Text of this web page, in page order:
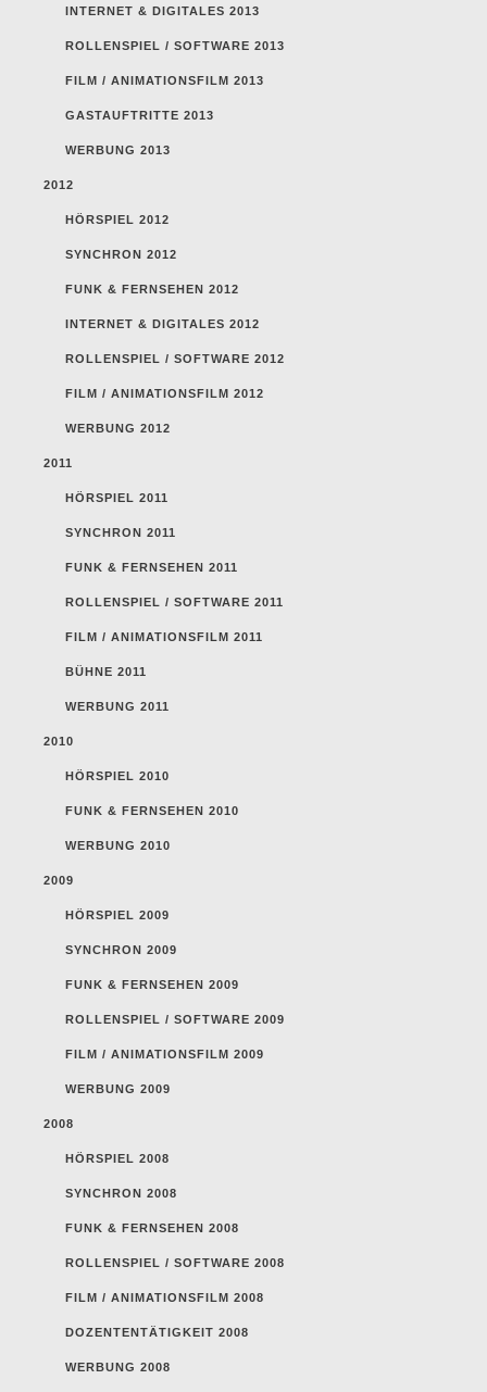
INTERNET & DIGITALES 2013
ROLLENSPIEL / SOFTWARE 2013
FILM / ANIMATIONSFILM 2013
GASTAUFTRITTE 2013
WERBUNG 2013
2012
HÖRSPIEL 2012
SYNCHRON 2012
FUNK & FERNSEHEN 2012
INTERNET & DIGITALES 2012
ROLLENSPIEL / SOFTWARE 2012
FILM / ANIMATIONSFILM 2012
WERBUNG 2012
2011
HÖRSPIEL 2011
SYNCHRON 2011
FUNK & FERNSEHEN 2011
ROLLENSPIEL / SOFTWARE 2011
FILM / ANIMATIONSFILM 2011
BÜHNE 2011
WERBUNG 2011
2010
HÖRSPIEL 2010
FUNK & FERNSEHEN 2010
WERBUNG 2010
2009
HÖRSPIEL 2009
SYNCHRON 2009
FUNK & FERNSEHEN 2009
ROLLENSPIEL / SOFTWARE 2009
FILM / ANIMATIONSFILM 2009
WERBUNG 2009
2008
HÖRSPIEL 2008
SYNCHRON 2008
FUNK & FERNSEHEN 2008
ROLLENSPIEL / SOFTWARE 2008
FILM / ANIMATIONSFILM 2008
DOZENTENTÄTIGKEIT 2008
WERBUNG 2008